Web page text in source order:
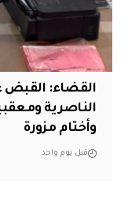
القضاء: القبض
الناصرية
وأختام مزورة
قبل يوم واحد